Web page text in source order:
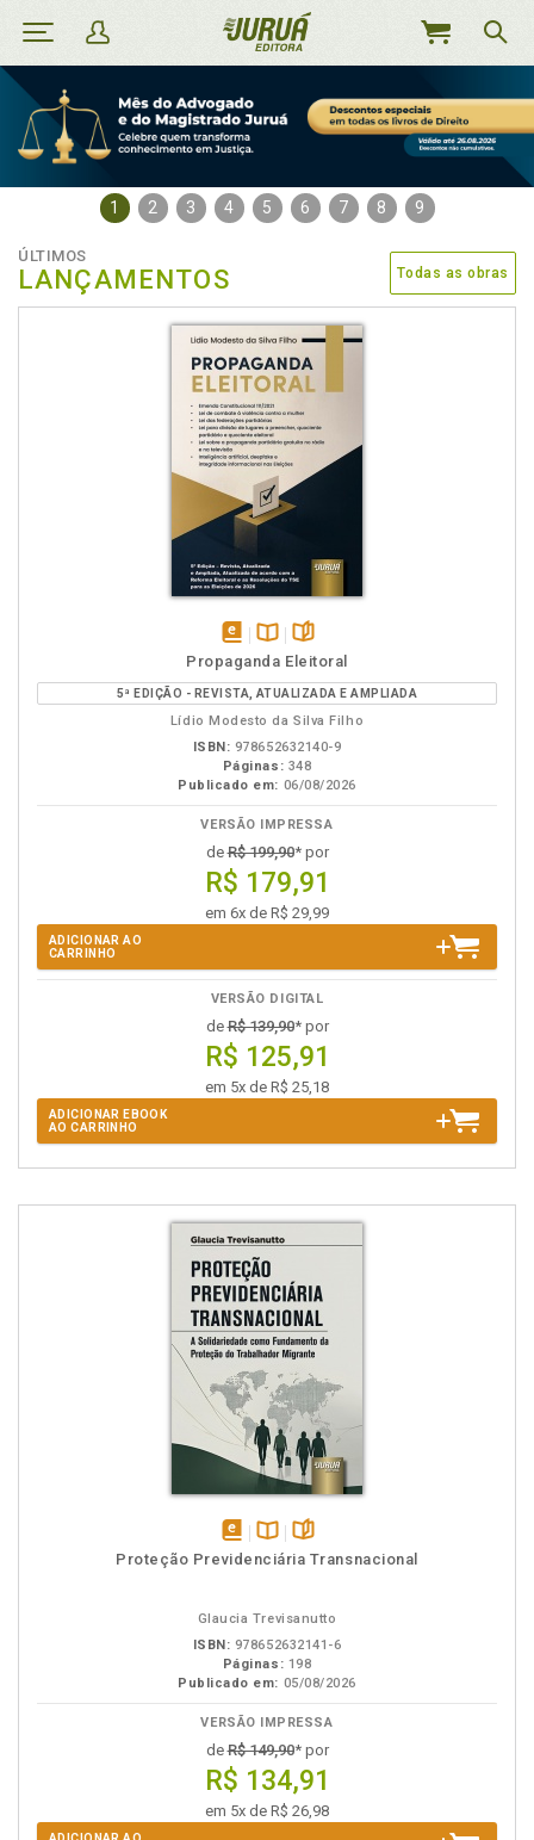
MEU
1 2 3 4 5 6 7 8 9
ÚLTIMOS
LANÇAMENTOS Todas as obras
disponível
em
eBook
Disponível
na
B.V.
páginas
Propaganda Eleitoral
5ª EDIÇÃO - REVISTA, ATUALIZADA E AMPLIADA
Lídio Modesto da Silva Filho
ISBN: 978652632140-9
Páginas: 348
Publicado em: 06/08/2026
VERSÃO IMPRESSA
deR$ 199,90* por
R$ 179,91
em 6x de R$ 29,99
ADICIONAR AO
CARRINHO
VERSÃO DIGITAL
deR$ 139,90* por
R$ 125,91
em 5x de R$ 25,18
ADICIONAR EBOOK
AO CARRINHO
disponívelDisponível
páginas
Proteção Previdenciária Transnacional
Glaucia Trevisanutto
ISBN: 978652632141-6
Páginas: 198
Publicado em: 05/08/2026
VERSÃO IMPRESSA
deR$ 149,90* por
R$ 134,91
em 5x de R$ 26,98